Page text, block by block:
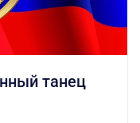
танец